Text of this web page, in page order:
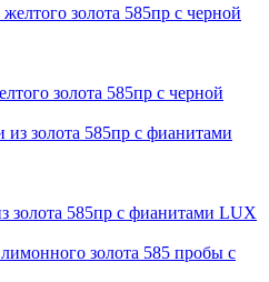
золота 585пр с черной
золота 585пр с фианитами LUX